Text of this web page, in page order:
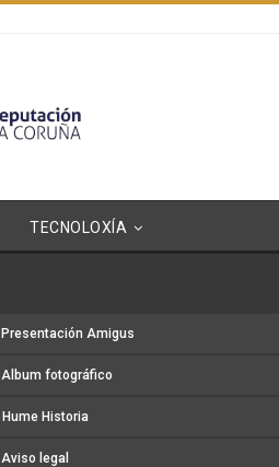
TECNOLOXÍA
Presentación Amigus
Album fotográfico
Hume Historia
Aviso legal